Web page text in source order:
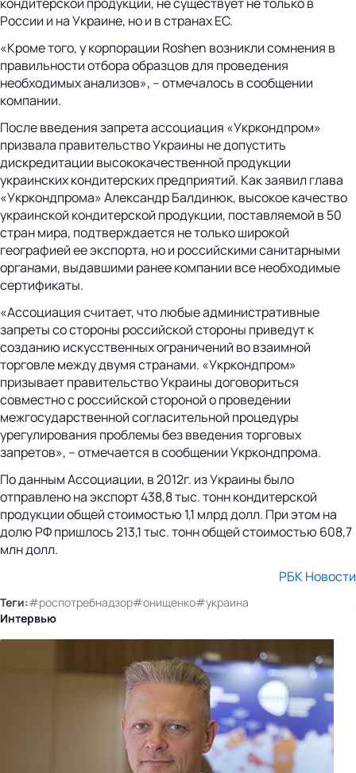
России и на Украине, но и в странах ЕС.
«Кроме того, у корпорации Roshen возникли сомнения в
правильности отбора образцов для проведения
необходимых анализов», – отмечалось в сообщении
компании.
После введения запрета ассоциация «Укркондпром»
призвала правительство Украины не допустить
дискредитации высококачественной продукции
украинских кондитерских предприятий. Как заявил глава
«Укркондпрома» Александр Балдинюк, высокое качество
украинской кондитерской продукции, поставляемой в 50
стран мира, подтверждается не только широкой
географией ее экспорта, но и российскими санитарными
органами, выдавшими ранее компании все необходимые
сертификаты.
«Ассоциация считает, что любые административные
запреты со стороны российской стороны приведут к
созданию искусственных ограничений во взаимной
торговле между двумя странами. «Укркондпром»
призывает правительство Украины договориться
совместно с российской стороной о проведении
межгосударственной согласительной процедуры
урегулирования проблемы без введения торговых
запретов», – отмечается в сообщении Укркондпрома.
По данным Ассоциации, в 2012г. из Украины было
отправлено на экспорт 438,8 тыс. тонн кондитерской
продукции общей стоимостью 1,1 млрд долл. При этом на
долю РФ пришлось 213,1 тыс. тонн общей стоимостью 608,7
млн долл.
РБК Новости
Теги:#роспотребнадзор#онищенко#украина
Интервью